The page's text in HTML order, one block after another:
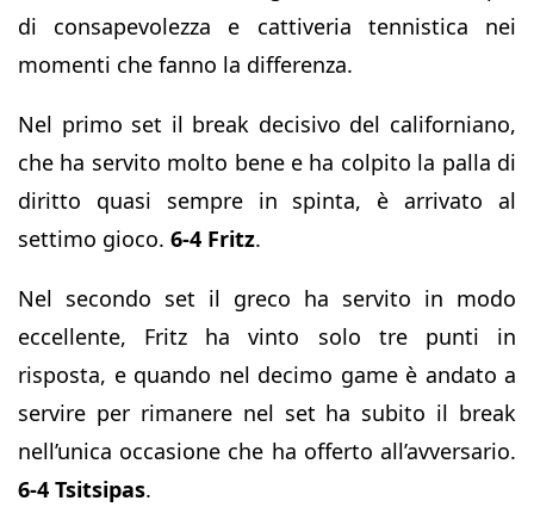
di consapevolezza e cattiveria tennistica nei
momenti che fanno la differenza.
Nel primo set il break decisivo del californiano,
che ha servito molto bene e ha colpito la palla di
diritto quasi sempre in spinta, è arrivato al
settimo gioco. 6-4 Fritz.
Nel secondo set il greco ha servito in modo
eccellente, Fritz ha vinto solo tre punti in
risposta, e quando nel decimo game è andato a
servire per rimanere nel set ha subito il break
nell’unica occasione che ha offerto all’avversario.
6-4 Tsitsipas.